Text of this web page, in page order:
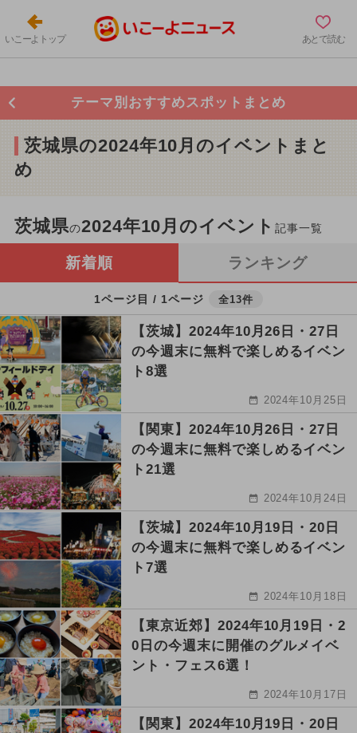
いこーよトップ あとで読む
テーマ別おすすめスポットまとめ
茨城県の2024年10月のイベントまと
め
茨城県の2024年10月のイベント記事一覧
新着順 ランキング
1ページ目 / 1ページ 全13件
【茨城】2024年10月26日・27日
の今週末に無料で楽しめるイベン
ト8選
2024年10月25日
【関東】2024年10月26日・27日
の今週末に無料で楽しめるイベン
ト21選
2024年10月24日
【茨城】2024年10月19日・20日
の今週末に無料で楽しめるイベン
ト7選
2024年10月18日
【東京近郊】2024年10月19日・2
0日の今週末に開催のグルメイベ
ント・フェス6選！
2024年10月17日
【関東】2024年10月19日・20日